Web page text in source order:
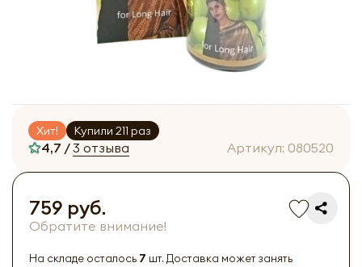
Хит! Купили 211 раз
4,7 /3 отзыва Артикул: 080520
759 руб.
Обратите внимание!
На складе осталось 7 шт. Доставка может занять